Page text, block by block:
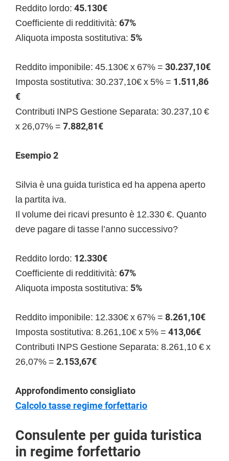
Reddito lordo: 45.130€
Coefficiente di redditività: 67%
Aliquota imposta sostitutiva: 5%
Reddito imponibile: 45.130€ x 67% = 30.237,10€
Imposta sostitutiva: 30.237,10€ x 5% = 1.511,86
€
Contributi INPS Gestione Separata: 30.237,10 €
x 26,07% = 7.882,81€
Esempio 2
Silvia è una guida turistica ed ha appena aperto
la partita iva.
Il volume dei ricavi presunto è 12.330 €. Quanto
deve pagare di tasse l’anno successivo?
Reddito lordo: 12.330€
Coefficiente di redditività: 67%
Aliquota imposta sostitutiva: 5%
Reddito imponibile: 12.330€ x 67% = 8.261,10€
Imposta sostitutiva: 8.261,10€ x 5% = 413,06€
Contributi INPS Gestione Separata: 8.261,10 € x
26,07% = 2.153,67€
Approfondimento consigliato
Calcolo tasse regime forfettario
Consulente per guida turistica
in regime forfettario